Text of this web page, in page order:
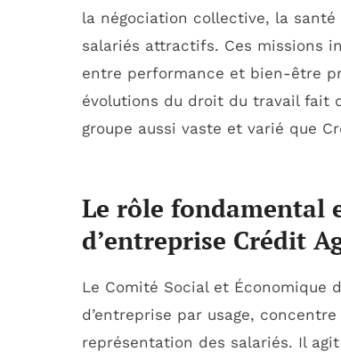
la négociation collective, la
salariés attractifs. Ces missions
entre performance et bien-être
évolutions du droit du travail fait
groupe aussi vaste et varié que
Le rôle fondamental
d’entreprise Crédit
Le Comité Social et Économique
d’entreprise par usage,
représentation des salariés. Il